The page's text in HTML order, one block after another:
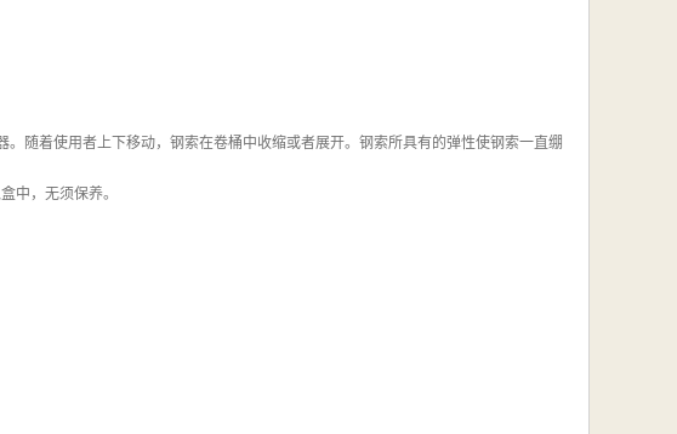
随着使用者上下移动，钢索在卷桶中收缩或者展开。钢索所具有的弹性使钢索一直绷
中，无须保养。